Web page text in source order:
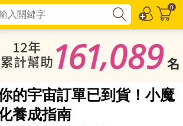
0
的宇宙訂單已到貨！小魔
養成指南